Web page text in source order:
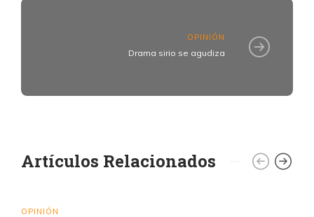
OPINIÓN
Drama sirio se agudiza
Artículos Relacionados
OPINIÓN